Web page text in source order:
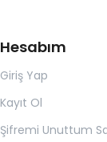
Hesabım
Giriş Yap
Kayıt Ol
Şifremi Unuttum